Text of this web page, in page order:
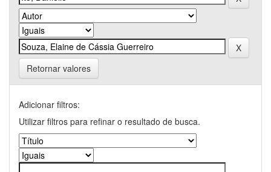
Retornar valores
Adicionar filtros:
Utilizar filtros para refinar o resultado de busca.